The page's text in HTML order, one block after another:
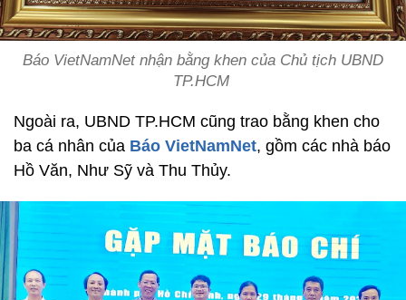
Báo VietNamNet nhận bằng khen của Chủ tịch UBND
TP.HCM
Ngoài ra, UBND TP.HCM cũng trao bằng khen cho
ba cá nhân của Báo VietNamNet, gồm các nhà báo
Hồ Văn, Như Sỹ và Thu Thủy.